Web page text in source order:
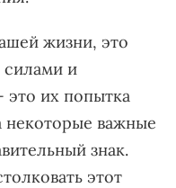
жизни, это
и
это их попытка
некоторые важные
знак.
этот